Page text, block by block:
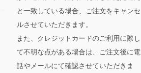
と一致している場合、ご注文をキャンセ
ルさせていただきます。
また、クレジットカードのご利用に際し
て不明な点がある場合は、ご注文後に電
話やメールにて確認させていただきま